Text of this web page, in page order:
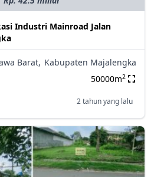
Industri Mainroad Jalan
Barat, Kabupaten Majalengka
50000m2
2 tahun yang lalu